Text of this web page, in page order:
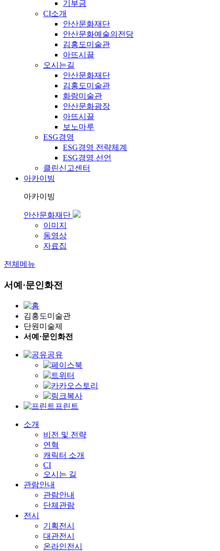
기부금
CI소개
안산문화재단
안산문화예술의전당
김홍도미술관
아뜨시끌
오시는길
안산문화재단
김홍도미술관
화랑미술관
안산문화광장
아뜨시끌
보노마루
ESG경영
ESG경영 전략체계
ESG경영 선언
클린신고센터
아카이빙
아카이빙
안산문화재단
이미지
동영상
자료집
전체메뉴
서예·문인화전
김홍도미술관
단원미술제
서예·문인화전
공유
프린트
소개
비전 및 전략
연혁
캐릭터 소개
CI
오시는 길
관람안내
관람안내
단체관람
전시
기획전시
대관전시
온라인전시